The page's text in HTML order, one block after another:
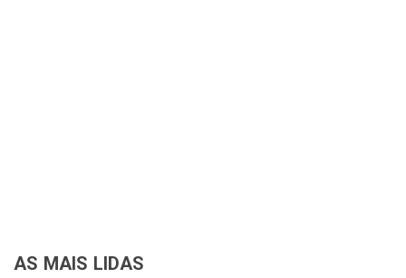
AS MAIS LIDAS